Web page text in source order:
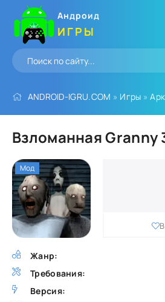
Андроид
ИГРЫ
ANDROID-IGRU.COM » Игры »
Взломанная Granny
Жанр:
Требования:
Версия:
Мод